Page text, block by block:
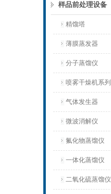
样品前处理设备
精馏塔
薄膜蒸发器
分子蒸馏仪
喷雾干燥机系列
气体发生器
微波消解仪
氟化物蒸馏仪
一体化蒸馏仪
二氧化硫蒸馏仪